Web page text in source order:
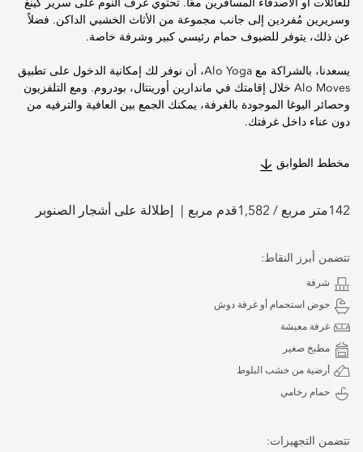
للعائلات أو الأصدقاء المسافرين معًا. تحتوي غرف النوم على سرير كينغ
وسريرين مُفردين إلى جانب مجموعة من الأثاث الخشبي الداكن. فضلاً
عن ذلك، يتوفر للضيوف حمام رئيسي كبير وشرفة خاصة.
يسعدنا، بالشراكة مع Alo Yoga، أن نوفر لك إمكانية الدخول على تطبيق
Alo Moves خلال إقامتك في ماندارين أورينتال، بودروم. ومع التلفزيون
وحصائر اليوغا الموجودة بالغرفة، يمكنك الجمع بين العافية والترفيه من
دون عناء داخل غرفتك.
مخطط الطوابق
142متر مربع / 1,582قدم مربع إطلالة على أشجار الصنوبر
تتضمن أبرز النقاط:
شرفة
حوض استحمام أو غرفة دوش
غرفة معيشة
مطبخ صغير
أرضية من خشب البلوط
حمام رخامي
تتضمن التجهيزات: